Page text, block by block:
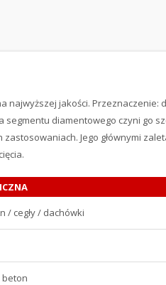
najwyższej jakości. Przeznaczenie:
segmentu diamentowego czyni go
Jego głównymi
/ cegły / dachówki
beton